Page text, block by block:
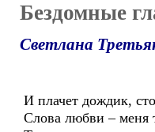
Бездомные
Светлана
И плачет дождик,
Слова любви – меня